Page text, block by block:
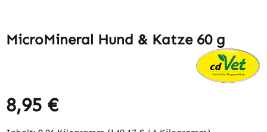
MicroMineral Hund & Katze 60 g
Regulärer Preis:
8,95 €